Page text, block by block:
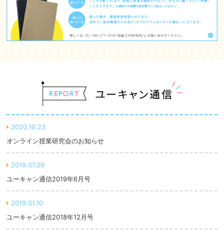
2020.10.23
オンライン授業研究会のお知らせ
2019.07.09
ユーキャン通信2019年6月号
2019.01.10
ユーキャン通信2018年12月号